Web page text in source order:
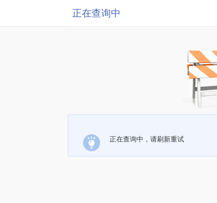
正在查询中
正在查询中，请刷新重试